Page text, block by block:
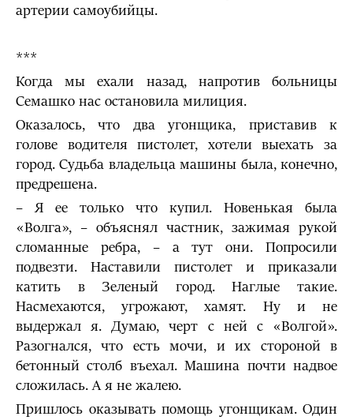
артерии самоубийцы.
***
Когда мы ехали назад, напротив больницы
Семашко нас остановила милиция.
Оказалось, что два угонщика, приставив к
голове водителя пистолет, хотели выехать за
город. Судьба владельца машины была, конечно,
предрешена.
– Я ее только что купил. Новенькая была
«Волга», – объяснял частник, зажимая рукой
сломанные ребра, – а тут они. Попросили
подвезти. Наставили пистолет и приказали
катить в Зеленый город. Наглые такие.
Насмехаются, угрожают, хамят. Ну и не
выдержал я. Думаю, черт с ней с «Волгой».
Разогнался, что есть мочи, и их стороной в
бетонный столб въехал. Машина почти надвое
сложилась. А я не жалею.
Пришлось оказывать помощь угонщикам. Один